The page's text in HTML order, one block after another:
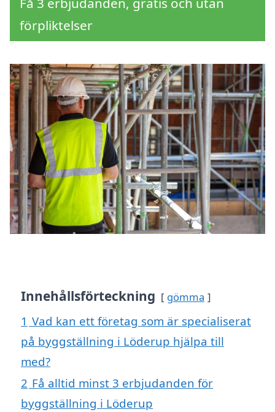
förpliktelser
Innehållsförteckning gömma
1 Vad kan ett företag som är specialiserat
på byggställning i Löderup hjälpa till
med?
2 Få alltid minst 3 erbjudanden för
byggställning i Löderup